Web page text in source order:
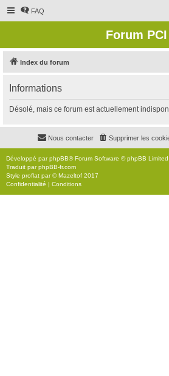
FAQ
Forum PCI
Index du forum
Informations
Désolé, mais ce forum est actuellement
Supprimer les
Nous contacter
Développé parphpBB® Forum Software © phpBB Limited
Traduit parphpBB-fr.com
Style proflat par ©Mazeltof 2017
Confidentialité | Conditions